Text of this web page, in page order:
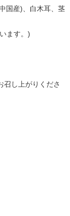
国産)、白木耳、茎
ます。)
召し上がりくださ